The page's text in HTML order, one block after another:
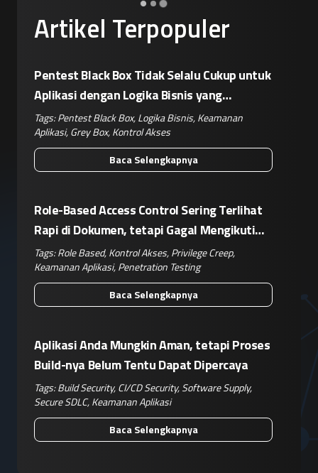
Artikel Terpopuler
Pentest Black Box Tidak Selalu Cukup untuk
Aplikasi dengan Logika Bisnis yang
Kompleks
Tags:Pentest Black Box,Logika Bisnis,Keamanan
Aplikasi,Grey Box,Kontrol Akses
Baca Selengkapnya
Role-Based Access Control Sering Terlihat
Rapi di Dokumen, tetapi Gagal Mengikuti
Operasional Nyata
Tags:Role Based,Kontrol Akses,Privilege Creep,
Keamanan Aplikasi,Penetration Testing
Baca Selengkapnya
Aplikasi Anda Mungkin Aman, tetapi Proses
Build-nya Belum Tentu Dapat Dipercaya
Tags:Build Security,CI/CD Security,Software Supply,
Secure SDLC,Keamanan Aplikasi
Baca Selengkapnya